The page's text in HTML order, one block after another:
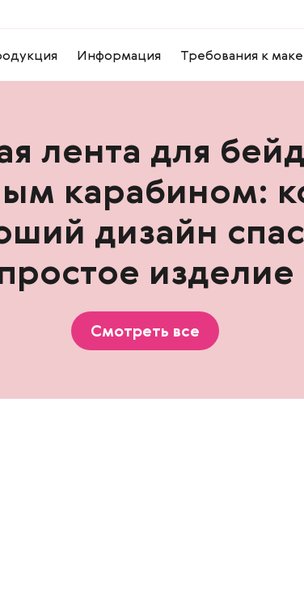
Информация Требования к
лента для
карабином:
дизайн
изделие
Смотреть все